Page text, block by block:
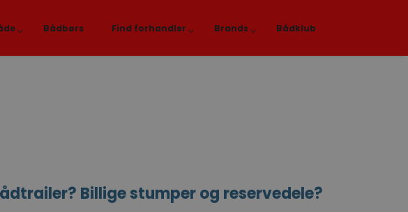
Bådbørs Find forhandler Brands Bådklub
Billige stumper og reservedele?